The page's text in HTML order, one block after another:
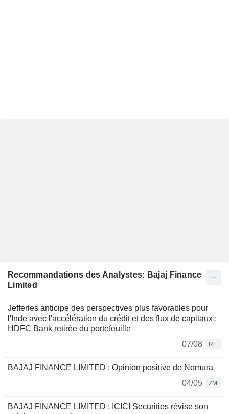
Recommandations des Analystes: Bajaj Finance
Limited
Jefferies anticipe des perspectives plus favorables pour
l'Inde avec l'accélération du crédit et des flux de capitaux ;
HDFC Bank retirée du portefeuille
07/08
RE
BAJAJ FINANCE LIMITED : Opinion positive de Nomura
04/05
ZM
BAJAJ FINANCE LIMITED : ICICI Securities révise son